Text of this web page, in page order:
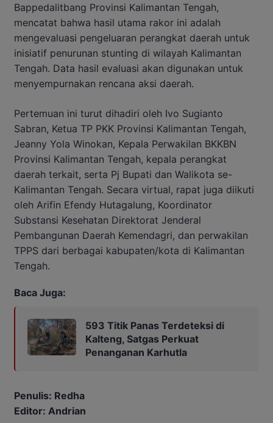
Bappedalitbang Provinsi Kalimantan Tengah,
mencatat bahwa hasil utama rakor ini adalah
mengevaluasi pengeluaran perangkat daerah untuk
inisiatif penurunan stunting di wilayah Kalimantan
Tengah. Data hasil evaluasi akan digunakan untuk
menyempurnakan rencana aksi daerah.
Pertemuan ini turut dihadiri oleh Ivo Sugianto
Sabran, Ketua TP PKK Provinsi Kalimantan Tengah,
Jeanny Yola Winokan, Kepala Perwakilan BKKBN
Provinsi Kalimantan Tengah, kepala perangkat
daerah terkait, serta Pj Bupati dan Walikota se-
Kalimantan Tengah. Secara virtual, rapat juga diikuti
oleh Arifin Efendy Hutagalung, Koordinator
Substansi Kesehatan Direktorat Jenderal
Pembangunan Daerah Kemendagri, dan perwakilan
TPPS dari berbagai kabupaten/kota di Kalimantan
Tengah.
Baca Juga:
593 Titik Panas Terdeteksi di
Kalteng, Satgas Perkuat
Penanganan Karhutla
Penulis: Redha
Editor: Andrian